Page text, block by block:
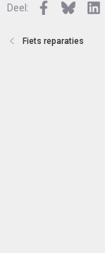
Deel: Facebook
Bluesky
Fiets reparaties